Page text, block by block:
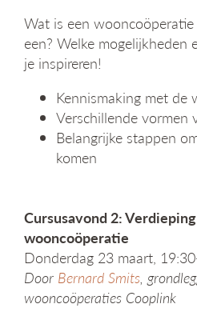
Wat is een
een? Welke mogelijkheden
je inspireren!
Kennismaking met de
Verschillende vormen
Belangrijke stappen
komen
Cursusavond 2:
wooncoöperatie
Donderdag 23 maart,
Door Bernard Smits,
wooncoöperaties Cooplink